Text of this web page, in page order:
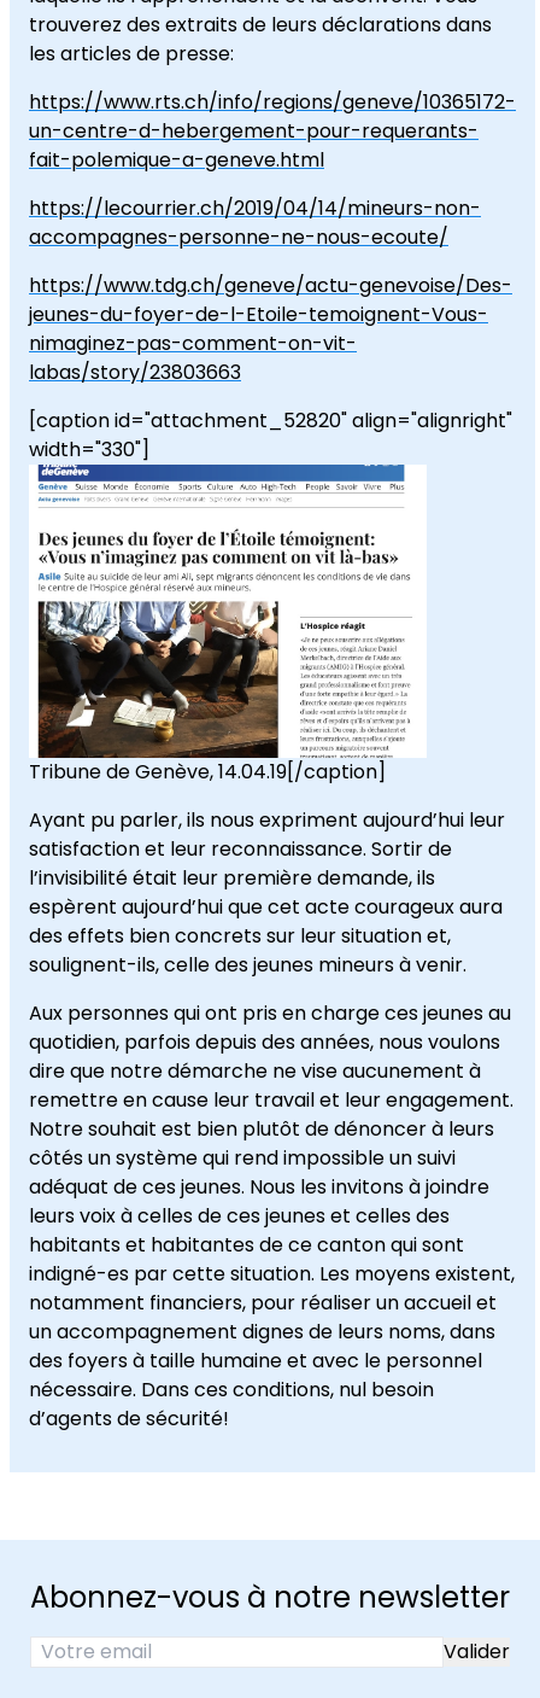
trouverez des extraits de leurs déclarations dans
les articles de presse:
https://www.rts.ch/info/regions/geneve/10365172-
un-centre-d-hebergement-pour-requerants-
fait-polemique-a-geneve.html
https://lecourrier.ch/2019/04/14/mineurs-non-
accompagnes-personne-ne-nous-ecoute/
https://www.tdg.ch/geneve/actu-genevoise/Des-
jeunes-du-foyer-de-l-Etoile-temoignent-Vous-
nimaginez-pas-comment-on-vit-
labas/story/23803663
[caption id="attachment_52820" align="alignright"
width="330"]
Tribune de Genève, 14.04.19[/caption]
Ayant pu parler, ils nous expriment aujourd’hui leur
satisfaction et leur reconnaissance. Sortir de
l’invisibilité était leur première demande, ils
espèrent aujourd’hui que cet acte courageux aura
des effets bien concrets sur leur situation et,
soulignent-ils, celle des jeunes mineurs à venir.
Aux personnes qui ont pris en charge ces jeunes au
quotidien, parfois depuis des années, nous voulons
dire que notre démarche ne vise aucunement à
remettre en cause leur travail et leur engagement.
Notre souhait est bien plutôt de dénoncer à leurs
côtés un système qui rend impossible un suivi
adéquat de ces jeunes. Nous les invitons à joindre
leurs voix à celles de ces jeunes et celles des
habitants et habitantes de ce canton qui sont
indigné-es par cette situation. Les moyens existent,
notamment financiers, pour réaliser un accueil et
un accompagnement dignes de leurs noms, dans
des foyers à taille humaine et avec le personnel
nécessaire. Dans ces conditions, nul besoin
d’agents de sécurité!
Abonnez-vous à notre newsletter